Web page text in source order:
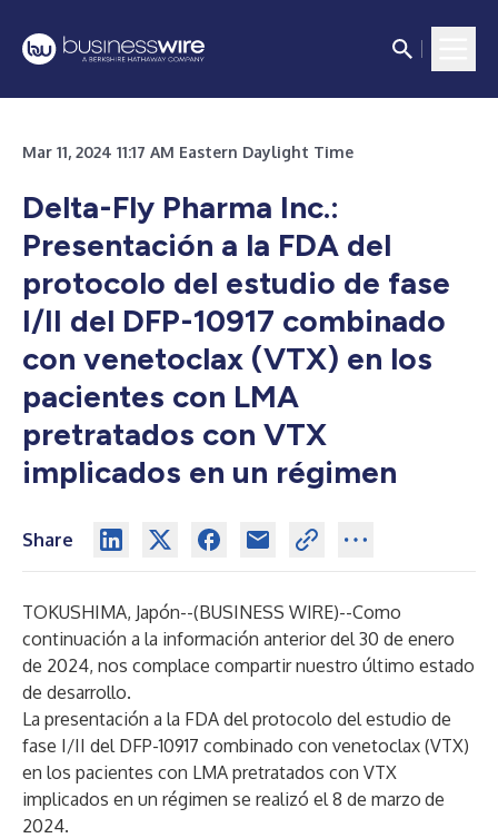
Mar 11, 2024 11:17 AM Eastern Daylight Time
Delta-Fly Pharma Inc.:
Presentación a la FDA del
protocolo del estudio de fase
I/II del DFP-10917 combinado
con venetoclax (VTX) en los
pacientes con LMA
pretratados con VTX
implicados en un régimen
Share
TOKUSHIMA, Japón--(BUSINESS WIRE)--Como
continuación a la información anterior del 30 de enero
de 2024, nos complace compartir nuestro último estado
de desarrollo.
La presentación a la FDA del protocolo del estudio de
fase I/II del DFP-10917 combinado con venetoclax (VTX)
en los pacientes con LMA pretratados con VTX
implicados en un régimen se realizó el 8 de marzo de
2024.